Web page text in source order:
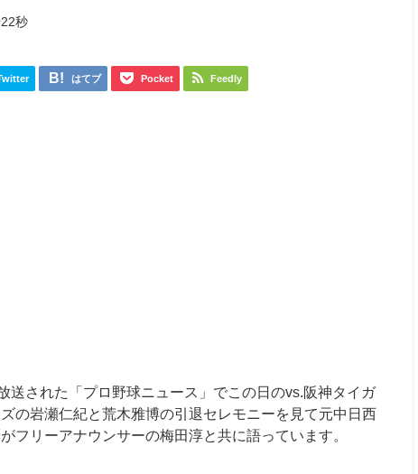
秒
はてブ Pocket Feedly
送された「プロ野球ニュース」でこの日のvs.阪神タイガ
の岩瀬仁紀と荒木雅博の引退セレモニーを見て元中日西
フリーアナウンサーの梅田淳と共に語っています。